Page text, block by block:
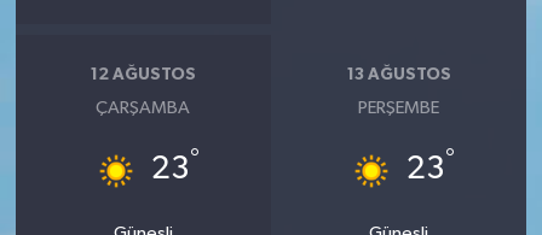
12 AĞUSTOS
ÇARŞAMBA
23°
13 AĞUSTOS
PERŞEMBE
23°